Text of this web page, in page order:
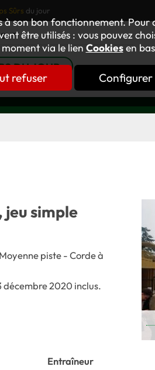
à son bon fonctionnement. Pour
être utilisés : vous pouvez
via le lien Cookiesen
refuser Configurer
Sûrs du jour
GNT
DU JOUR
jeu simple
piste - Corde à
décembre 2020 inclus.
Entraîneur